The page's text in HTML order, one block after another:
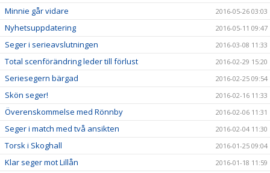
Minnie går vidare 2016-05-26 03:03
Nyhetsuppdatering 2016-05-11 09:47
Seger i serieavslutningen 2016-03-08 11:33
Total scenförändring leder till förlust 2016-02-29 15:20
Seriesegern bärgad 2016-02-25 09:54
Skön seger! 2016-02-16 11:33
Överenskommelse med Rönnby 2016-02-06 11:31
Seger i match med två ansikten 2016-02-04 11:30
Torsk i Skoghall 2016-01-25 09:04
Klar seger mot Lillån 2016-01-18 11:59